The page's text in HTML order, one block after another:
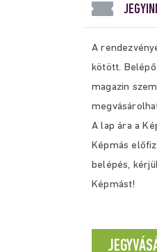
A
kötött. Belépő
magazin
A lap ára a
Képmás
belépés,
Képmást!